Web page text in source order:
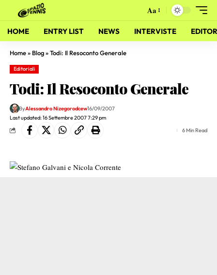
Aa
HOME ENTRY LIST NEWS INTERVISTE
Home» Blog»Todi: Il Resoconto Generale
Editoriali
Todi: Il Resoconto Generale
Last updated: 16 Settembre 2007 7:29 pm
ByAlessandro Nizegorodcew16/09/2007
6 Min Read